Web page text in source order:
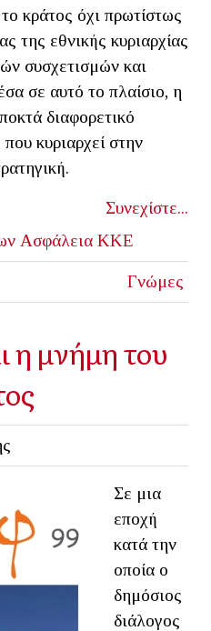
το κράτος όχι πρωτίστως
της εθνικής κυριαρχίας
συσχετισμών και
σε αυτό το πλαίσιο, η
διαφορετικό
κυριαρχεί στην
Συνεχίστε...
Ασφάλεια ΚΚΕ
Γνώμες
η μνήμη του
Σε μια
εποχή
κατά την
οποία ο
δημόσιος
διάλογος